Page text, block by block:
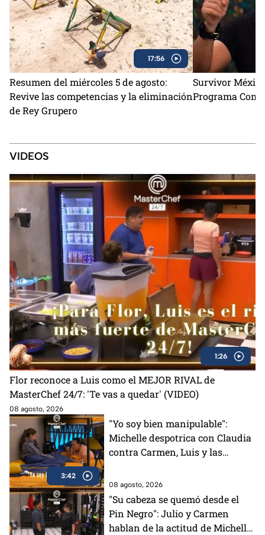
17:56
Resumen del miércoles 5 de agosto:
Revive las competencias y la eliminación
de Rey Grupero
Survivor
Programa
VIDEOS
1:26
Flor reconoce a Luis como el MEJOR RIVAL de
MasterChef 24/7: 'Te vas a quedar' (VIDEO)
08 agosto, 2026
3:42
"Yo soy bien manipulable":
Michelle despotrica con Claudia
contra Carmen, Luis y las
(VIDEO)
08 agosto, 2026
"Su cabeza se quemó desde el
Pin Negro": Julio y Carmen
hablan de la actitud de Michelle